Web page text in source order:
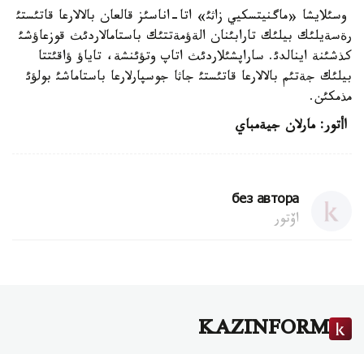
وسئلايشا «ماگنيتسكيي زاثئ» اتا-اناسئز قالعان بالالارعا قاتئستئ
رةسةيلئك بيلئك تارابئنان الةؤمةتتئك باستامالاردئث قوزعاؤشئ
كذشئنة اينالدئ. ساراپشئلاردئث اتاپ وتؤئنشة، تاياؤ ؤاقئتتا
بيلئك جةتئم بالالارعا قاتئستئ جاثا جوسپارلارعا باستاماشئ بولؤئ
مذمكئن.
اأتور: مارلان جيةمباي
без автора
اۆتور
KAZINFORM